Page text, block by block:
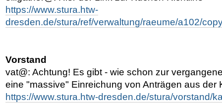
https://www.stura.htw-
dresden.de/stura/ref/verwaltung/raeume/a102/
Vorstand
vat@: Achtung! Es gibt - wie schon zur
eine "massive" Einreichung von Anträgen aus der
https://www.stura.htw-dresden.de/stura/vorstand/